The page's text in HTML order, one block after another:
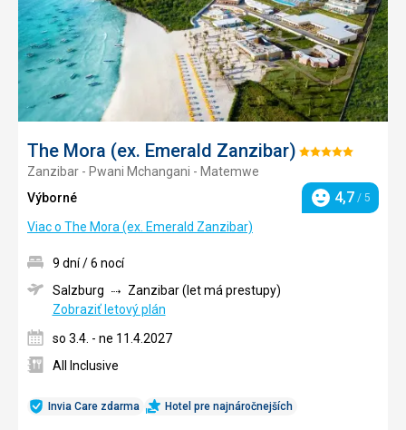
The Mora (ex. Emerald Zanzibar) Hodnotenie:
Zanzibar - Pwani Mchangani - Matemwe
Výborné
Hodnotenie
4,7 / 5
Viac o The Mora (ex. Emerald Zanzibar)
Invia Care zdarma Hotel pre najnáročnejších
9 dní / 6 nocí
Salzburg
Zanzibar (let má prestupy)
Zobraziť letový plán
so 3.4. - ne 11.4.2027
All Inclusive